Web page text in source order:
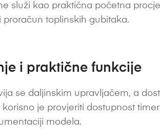
služi kao praktična početna
toplinskih gubitaka.
i praktične funkcije
se daljinskim upravljačem, a
je provjeriti dostupnost
modela.